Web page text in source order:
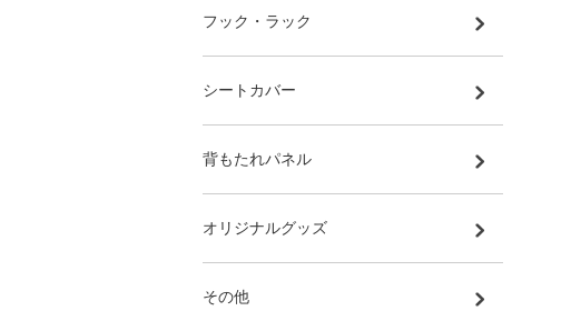
フック・ラック
シートカバー
背もたれパネル
オリジナルグッズ
その他